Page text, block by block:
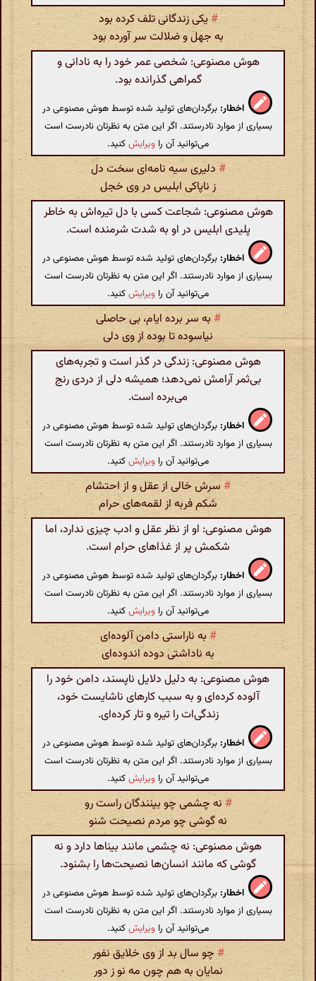
# یکی زندگانی تلف کرده بود
به جهل و ضلالت سر آورده بود
هوش مصنوعی: شخصی عمر خود را به نادانی و
گمراهی گذرانده بود.
اخطار: برگردان‌های تولید شده توسط هوش مصنوعی در
بسیاری از موارد نادرستند. اگر این متن به نظرتان نادرست است
می‌توانید آن را ویرایشکنید.
# دلیری سیه نامه‌ای سخت دل
ز ناپاکی ابلیس در وی خجل
هوش مصنوعی: شجاعت کسی با دل تیره‌اش به خاطر
پلیدی ابلیس در او به شدت شرمنده است.
اخطار: برگردان‌های تولید شده توسط هوش مصنوعی در
بسیاری از موارد نادرستند. اگر این متن به نظرتان نادرست است
می‌توانید آن را ویرایشکنید.
# به سر برده ایام، بی حاصلی
نیاسوده تا بوده از وی دلی
هوش مصنوعی: زندگی در گذر است و تجربه‌های
بی‌ثمر آرامش نمی‌دهد؛ همیشه دلی از دردی رنج
می‌برده است.
اخطار: برگردان‌های تولید شده توسط هوش مصنوعی در
بسیاری از موارد نادرستند. اگر این متن به نظرتان نادرست است
می‌توانید آن را ویرایشکنید.
# سرش خالی از عقل و از احتشام
شکم فربه از لقمه‌های حرام
هوش مصنوعی: او از نظر عقل و ادب چیزی ندارد، اما
شکمش پر از غذاهای حرام است.
اخطار: برگردان‌های تولید شده توسط هوش مصنوعی در
بسیاری از موارد نادرستند. اگر این متن به نظرتان نادرست است
می‌توانید آن را ویرایشکنید.
# به ناراستی دامن آلوده‌ای
به ناداشتی دوده اندوده‌ای
هوش مصنوعی: به دلیل دلایل ناپسند، دامن خود را
آلوده کرده‌ای و به سبب کارهای ناشایست خود،
زندگی‌ات را تیره و تار کرده‌ای.
اخطار: برگردان‌های تولید شده توسط هوش مصنوعی در
بسیاری از موارد نادرستند. اگر این متن به نظرتان نادرست است
می‌توانید آن را ویرایشکنید.
# نه چشمی چو بینندگان راست رو
نه گوشی چو مردم نصیحت شنو
هوش مصنوعی: نه چشمی مانند بیناها دارد و نه
گوشی که مانند انسان‌ها نصیحت‌ها را بشنود.
اخطار: برگردان‌های تولید شده توسط هوش مصنوعی در
بسیاری از موارد نادرستند. اگر این متن به نظرتان نادرست است
می‌توانید آن را ویرایشکنید.
# چو سال بد از وی خلایق نفور
نمایان به هم چون مه نو ز دور